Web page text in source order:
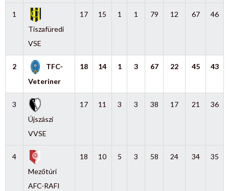
1
Tiszafüredi
VSE
17 15 1 1 79 12 67 46
2
TFC-
Veteriner
18 14 1 3 67 22 45 43
3
Újszászi
VVSE
17 11 3 3 38 17 21 36
4
Mezőtúri
AFC-RAFI
18 10 5 3 58 24 34 35